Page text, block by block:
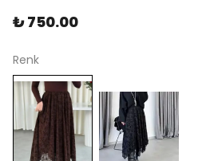
₺ 750.00
Renk